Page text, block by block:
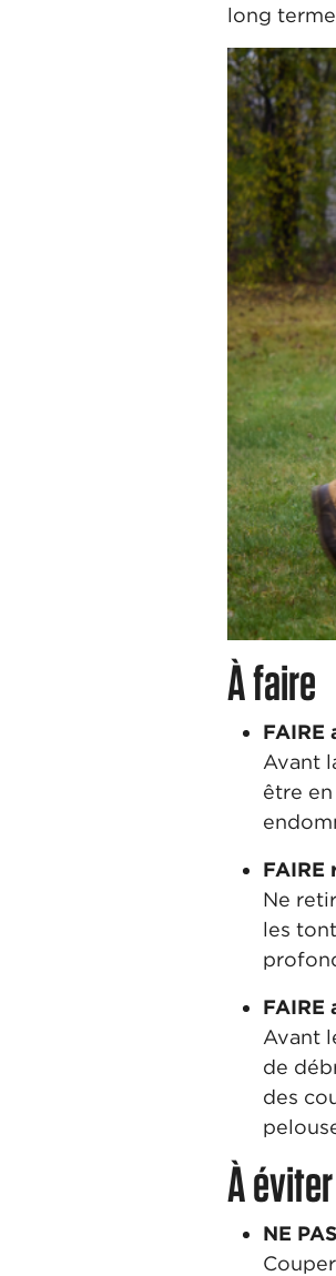
long
À faire
FAIRE
Avant
être
FAIRE
Ne
les
FAIRE
Avant
de
des
À éviter
NE